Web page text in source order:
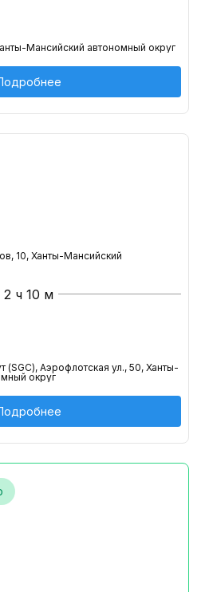
Мансийский автономный округ
10, Ханты-Мансийский
2 ч 10 м
(SGC), Аэрофлотская ул., 50, Ханты-
округ